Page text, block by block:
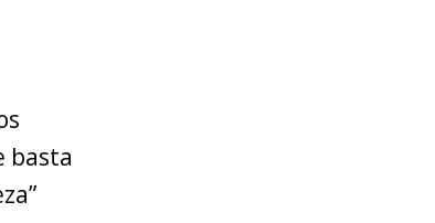
basta